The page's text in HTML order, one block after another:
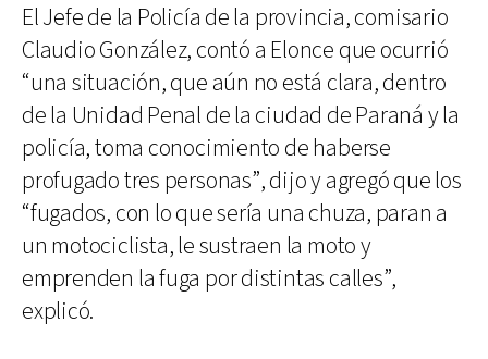
El Jefe de la Policía de la provincia, comisario
Claudio González, contó a Elonce que ocurrió
“una situación, que aún no está clara, dentro
de la Unidad Penal de la ciudad de Paraná y la
policía, toma conocimiento de haberse
profugado tres personas”, dijo y agregó que los
“fugados, con lo que sería una chuza, paran a
un motociclista, le sustraen la moto y
emprenden la fuga por distintas calles”,
explicó.